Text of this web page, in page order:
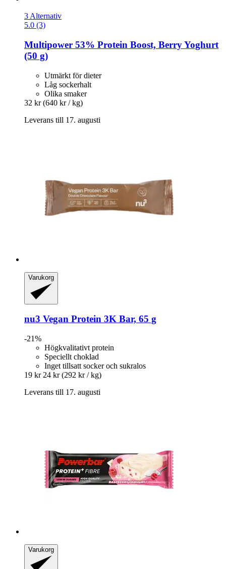
3 Alternativ
5.0 (3)
Multipower 53% Protein Boost, Berry Yoghurt
(50 g)
Utmärkt för dieter
Låg sockerhalt
Olika smaker
32 kr (640 kr / kg)
Leverans till 17. augusti
Varukorg
nu3 Vegan Protein 3K Bar, 65 g
-21%
Högkvalitativt protein
Speciellt choklad
Inget tillsatt socker och sukralos
19 kr 24 kr (292 kr / kg)
Leverans till 17. augusti
Varukorg